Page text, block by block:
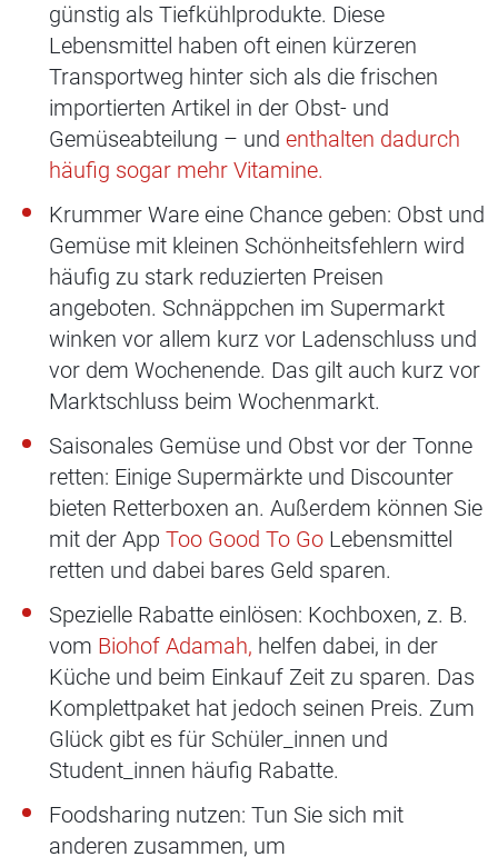
günstig als Tiefkühlprodukte. Diese
Lebensmittel haben oft einen kürzeren
Transportweg hinter sich als die frischen
importierten Artikel in der Obst- und
Gemüseabteilung – und enthalten dadurch
häufig sogar mehr Vitamine.
Krummer Ware eine Chance geben: Obst und
Gemüse mit kleinen Schönheitsfehlern wird
häufig zu stark reduzierten Preisen
angeboten. Schnäppchen im Supermarkt
winken vor allem kurz vor Ladenschluss und
vor dem Wochenende. Das gilt auch kurz vor
Marktschluss beim Wochenmarkt.
Saisonales Gemüse und Obst vor der Tonne
retten: Einige Supermärkte und Discounter
bieten Retterboxen an. Außerdem können Sie
mit der App Too Good To Go Lebensmittel
retten und dabei bares Geld sparen.
Spezielle Rabatte einlösen: Kochboxen, z. B.
vom Biohof Adamah, helfen dabei, in der
Küche und beim Einkauf Zeit zu sparen. Das
Komplettpaket hat jedoch seinen Preis. Zum
Glück gibt es für Schüler_innen und
Student_innen häufig Rabatte.
Foodsharing nutzen: Tun Sie sich mit
anderen zusammen, um